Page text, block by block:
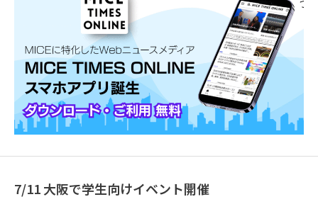
7/11 大阪で学生向けイベント開催